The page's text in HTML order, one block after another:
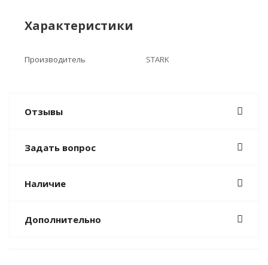
Характеристики
Производитель STARK
Отзывы
Задать вопрос
Наличие
Дополнительно